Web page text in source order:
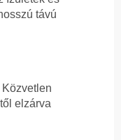
távú
elzárva